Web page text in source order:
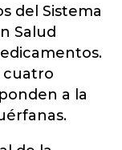
del Sistema
Salud
cuatro
a la